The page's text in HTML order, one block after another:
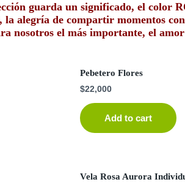
guarda un significado, el color
alegría de compartir momentos
nosotros el más importante, el
Pebetero Flores
$22,000
Add to cart
Vela Rosa Aurora